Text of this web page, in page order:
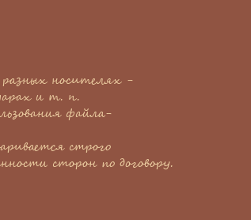
носителях -
и т. п.
файла-
строго
сторон по договору.